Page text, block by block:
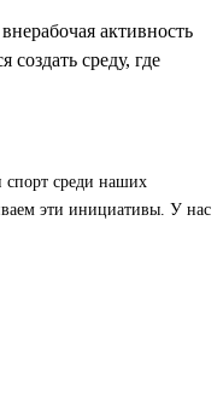
активность
среду, где
спорт среди наших
эти инициативы. У нас